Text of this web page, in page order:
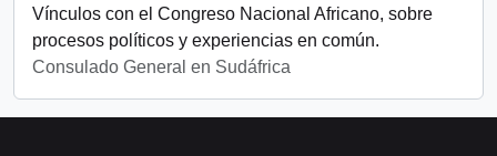
Vínculos con el Congreso Nacional Africano, sobre
procesos políticos y experiencias en común.
Consulado General en Sudáfrica